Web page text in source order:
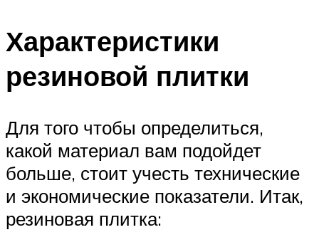
Характеристики
резиновой плитки
Для того чтобы определиться,
какой материал вам подойдет
больше, стоит учесть технические
и экономические показатели. Итак,
резиновая плитка: